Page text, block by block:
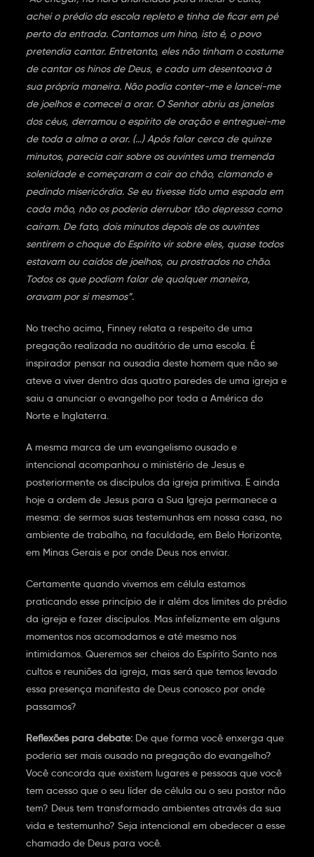
achei o prédio da escola repleto e tinha de ficar em pé
perto da entrada. Cantamos um hino, isto é, o povo
pretendia cantar. Entretanto, eles não tinham o costume
de cantar os hinos de Deus, e cada um desentoava à
sua própria maneira. Não podia conter-me e lancei-me
de joelhos e comecei a orar. O Senhor abriu as janelas
dos céus, derramou o espírito de oração e entreguei-me
de toda a alma a orar. (…) Após falar cerca de quinze
minutos, parecia cair sobre os ouvintes uma tremenda
solenidade e começaram a cair ao chão, clamando e
pedindo misericórdia. Se eu tivesse tido uma espada em
cada mão, não os poderia derrubar tão depressa como
caíram. De fato, dois minutos depois de os ouvintes
sentirem o choque do Espírito vir sobre eles, quase todos
estavam ou caídos de joelhos, ou prostrados no chão.
Todos os que podiam falar de qualquer maneira,
oravam por si mesmos”.
No trecho acima, Finney relata a respeito de uma
pregação realizada no auditório de uma escola. É
inspirador pensar na ousadia deste homem que não se
ateve a viver dentro das quatro paredes de uma igreja e
saiu a anunciar o evangelho por toda a América do
Norte e Inglaterra.
A mesma marca de um evangelismo ousado e
intencional acompanhou o ministério de Jesus e
posteriormente os discípulos da igreja primitiva. E ainda
hoje a ordem de Jesus para a Sua Igreja permanece a
mesma: de sermos suas testemunhas em nossa casa, no
ambiente de trabalho, na faculdade, em Belo Horizonte,
em Minas Gerais e por onde Deus nos enviar.
Certamente quando vivemos em célula estamos
praticando esse princípio de ir além dos limites do prédio
da igreja e fazer discípulos. Mas infelizmente em alguns
momentos nos acomodamos e até mesmo nos
intimidamos. Queremos ser cheios do Espírito Santo nos
cultos e reuniões da igreja, mas será que temos levado
essa presença manifesta de Deus conosco por onde
passamos?
Reflexões para debate: De que forma você enxerga que
poderia ser mais ousado na pregação do evangelho?
Você concorda que existem lugares e pessoas que você
tem acesso que o seu líder de célula ou o seu pastor não
tem? Deus tem transformado ambientes através da sua
vida e testemunho? Seja intencional em obedecer a esse
chamado de Deus para você.